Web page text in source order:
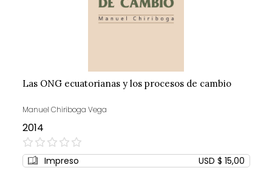
Las ONG ecuatorianas y los procesos de cambio
Manuel Chiriboga Vega
2014
0%
Impreso USD $ 15,00